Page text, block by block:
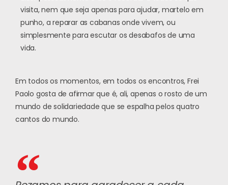
visita, nem que seja apenas para ajudar, martelo em
punho, a reparar as cabanas onde vivem, ou
simplesmente para escutar os desabafos de uma
vida.
Em todos os momentos, em todos os encontros, Frei
Paolo gosta de afirmar que é, ali, apenas o rosto de um
mundo de solidariedade que se espalha pelos quatro
cantos do mundo.